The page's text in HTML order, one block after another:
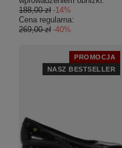
188,00 zł -14%
Cena regularna:
269,00 zł -40%
PROMOCJA
NASZ BESTSELLER